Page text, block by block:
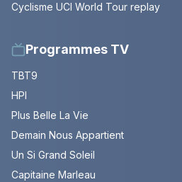
Cyclisme UCI World Tour replay
Programmes TV
TBT9
HPI
Plus Belle La Vie
Demain Nous Appartient
Un Si Grand Soleil
Capitaine Marleau